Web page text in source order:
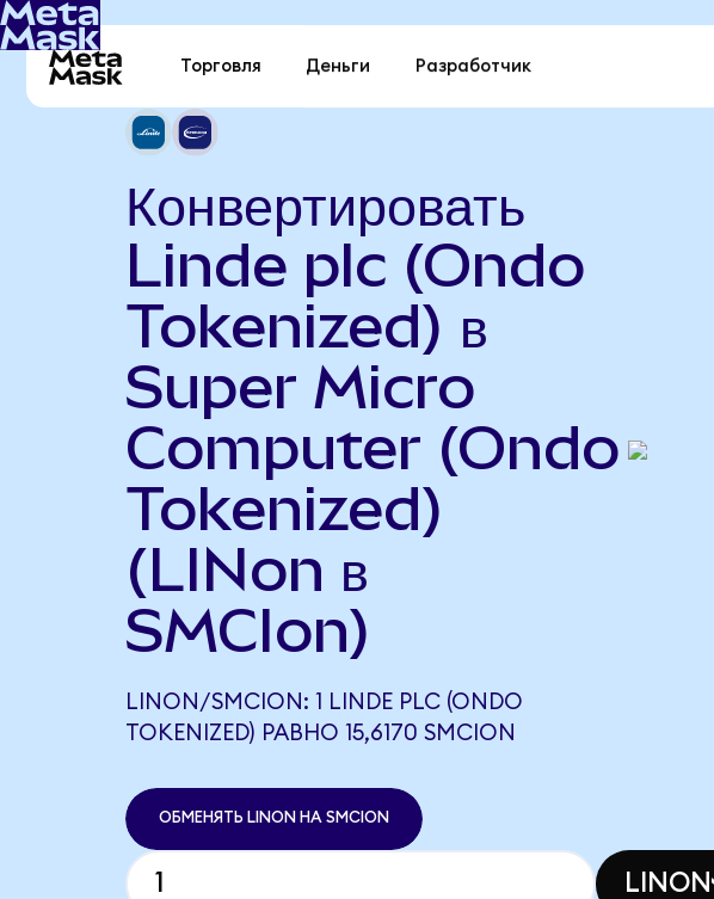
Торговля Деньги Разработчик
Конвертировать
Linde plc (Ondo
Tokenized) в
Super Micro
Computer (Ondo
Tokenized)
(LINon в
SMCIon)
LINON/SMCION: 1 LINDE PLC (ONDO
TOKENIZED) РАВНО 15,6170 SMCION
ОБМЕНЯТЬ LINON НА SMCION
LINON